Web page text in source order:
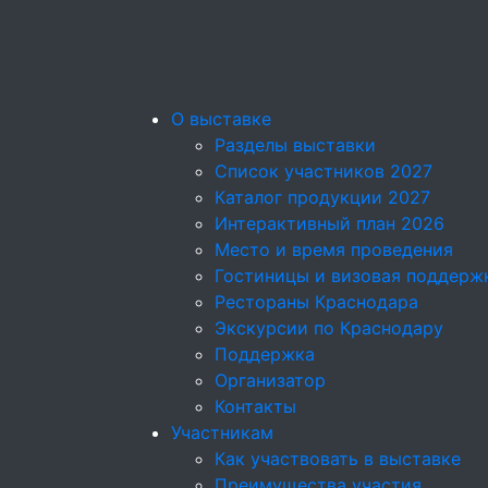
О выставке
Разделы выставки
Список участников 2027
Каталог продукции 2027
Интерактивный план 2026
Место и время проведения
Гостиницы и визовая
Рестораны Краснодара
Экскурсии по Краснодару
Поддержка
Организатор
Контакты
Участникам
Как участвовать в выставке